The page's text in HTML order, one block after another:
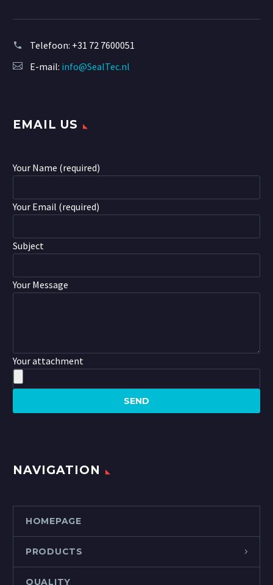
Telefoon: +31 72 7600051
E-mail: info@SealTec.nl
EMAIL US
Your Name (required)
Your Email (required)
Subject
Your Message
Your attachment
NAVIGATION
HOMEPAGE
PRODUCTS
QUALITY